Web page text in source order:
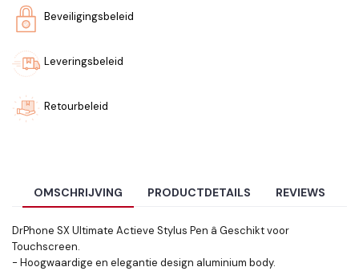
Beveiligingsbeleid
Leveringsbeleid
Retourbeleid
OMSCHRIJVING PRODUCTDETAILS REVIEWS
DrPhone SX Ultimate Actieve Stylus Pen â Geschikt voor
Touchscreen.
- Hoogwaardige en elegantie design aluminium body.